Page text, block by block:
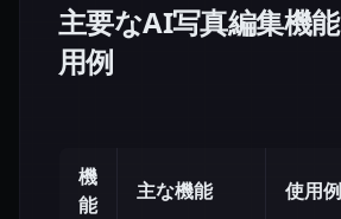
主要なAI写真編集機
用例
機
能
主な機能 使用例